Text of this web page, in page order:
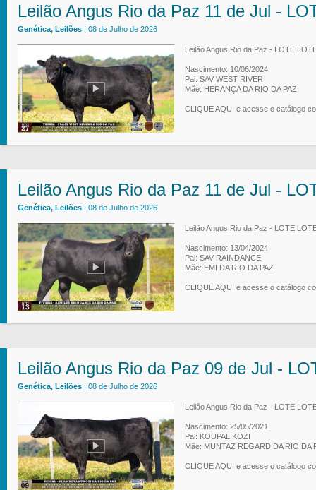
Leilão Angus Rio da Paz 11 de Jul -
Genética, Leilões | 08 de Julho de 2026
Leilão Angus Rio da Paz - LOTE
Nascimento: 10/06/2024
Pai: SAV WEST RIVER
Mãe: HERANÇA DA RIO DA PAZ
CLIQUE AQUI e acesse o catálogo
Leilão Angus Rio da Paz 11 de Jul -
Genética, Leilões | 08 de Julho de 2026
Leilão Angus Rio da Paz - LOTE
Nascimento: 13/04/2024
Pai: SAV RAINDANCE
Mãe: EMI DA RIO DA PAZ
CLIQUE AQUI e acesse o catálogo
Leilão Angus Rio da Paz 09 de Jul -
Genética, Leilões | 08 de Julho de 2026
Leilão Angus Rio da Paz - LOTE
Nascimento: 25/05/2021
Pai: KOUPAL KOZI
Mãe: MUNTAZ REGARD DA RIO DA
CLIQUE AQUI e acesse o catálogo